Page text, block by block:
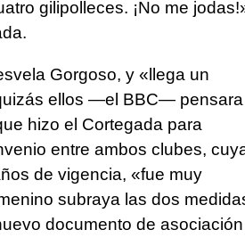
gilipolleces. ¡No me
Gorgoso, y «llega un
ellos —el BBC— pensara
hizo el Cortegada para
entre ambos clubes,
de vigencia, «fue muy
subraya las dos
documento de asociación